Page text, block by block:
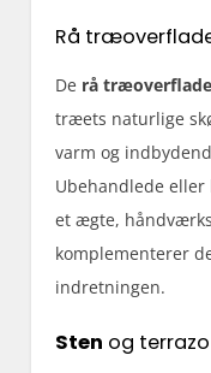
Rå
De rå
træets naturlige
varm og
Ubehandlede
et ægte,
komplementerer
indretningen.
Sten og